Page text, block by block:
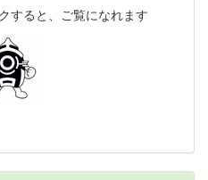
すると、ご覧になれます